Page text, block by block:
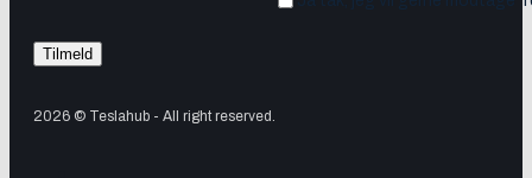
2026 © Teslahub - All right reserved.